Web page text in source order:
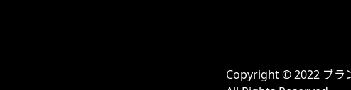
Copyright © 2022 ブラ